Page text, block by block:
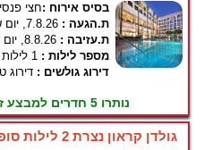
בסיס אירוח :חצי
ת.הגעה : 7.8.26, יום שישי
ת.עזיבה : 8.8.26, יום שבת
מספר לילות : 1 לילות
דירוג גולשים : דירוג
נותרו 5 חדרים למבצע זה !
גולדן קראון נצרת 2 לילות סופ``ש ילד חינם